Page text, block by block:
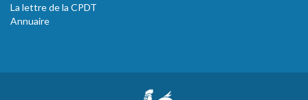
La lettre de la CPDT
Annuaire